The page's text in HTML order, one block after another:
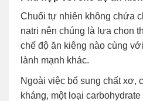
Chuối tự nhiên không chứa
natri nên chúng là lựa chọn
chế độ ăn kiêng nào cùng
lành mạnh khác.
Ngoài việc bổ sung chất xơ,
kháng, một loại